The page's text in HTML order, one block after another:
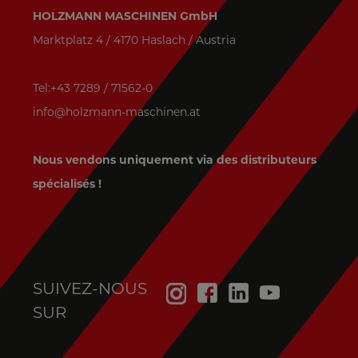
HOLZMANN MASCHINEN GmbH
Marktplatz 4 / 4170 Haslach / Austria
Tel:+43 7289 / 71562-0
info@holzmann-maschinen.at
Nous vendons uniquement via des distributeurs
spécialisés !
SUIVEZ-NOUS
SUR